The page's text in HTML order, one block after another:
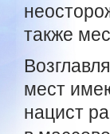
также
мест
нацист